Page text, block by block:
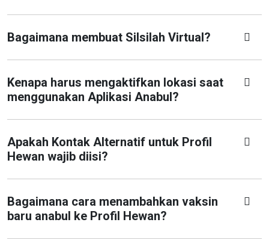
Bagaimana membuat Silsilah Virtual?
Kenapa harus mengaktifkan lokasi saat
menggunakan Aplikasi Anabul?
Apakah Kontak Alternatif untuk Profil
Hewan wajib diisi?
Bagaimana cara menambahkan vaksin
baru anabul ke Profil Hewan?